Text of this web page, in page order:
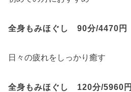
全身もみほぐし 90分/4470円
日々の疲れをしっかり癒す
全身もみほぐし 120分/5960円